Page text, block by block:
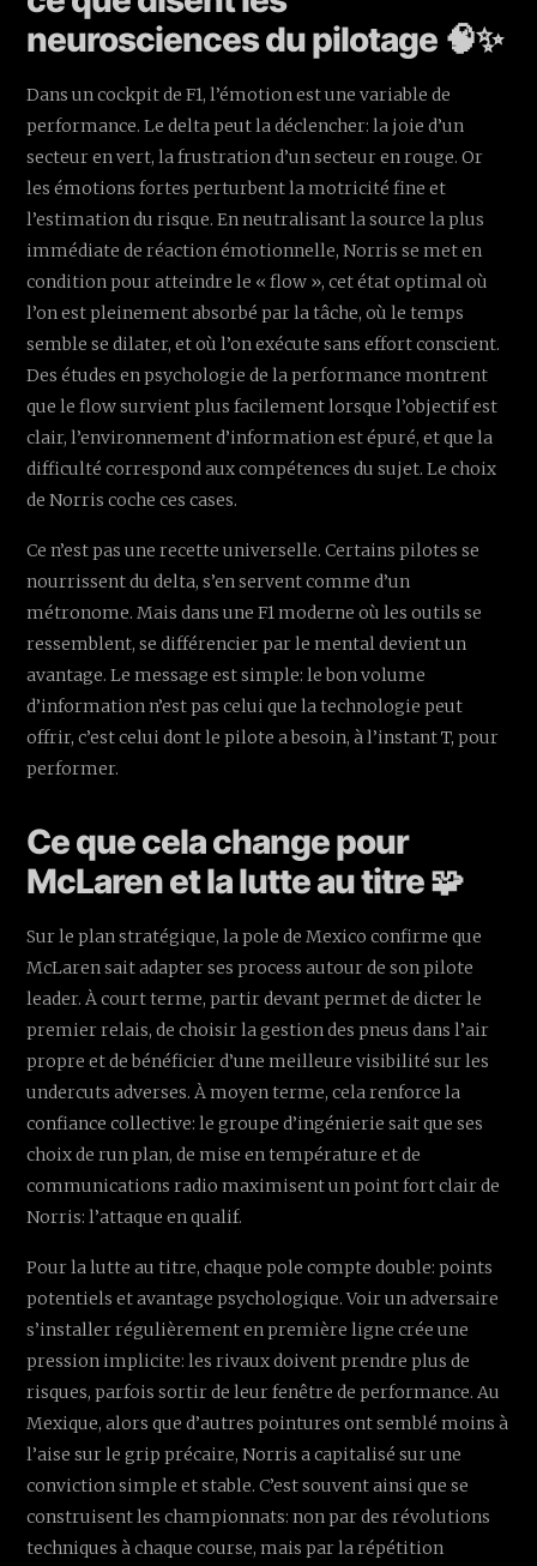
neurosciences du pilotage 🧠✨
Dans un cockpit de F1, l’émotion est une variable de
performance. Le delta peut la déclencher: la joie d’un
secteur en vert, la frustration d’un secteur en rouge. Or
les émotions fortes perturbent la motricité fine et
l’estimation du risque. En neutralisant la source la plus
immédiate de réaction émotionnelle, Norris se met en
condition pour atteindre le « flow », cet état optimal où
l’on est pleinement absorbé par la tâche, où le temps
semble se dilater, et où l’on exécute sans effort conscient.
Des études en psychologie de la performance montrent
que le flow survient plus facilement lorsque l’objectif est
clair, l’environnement d’information est épuré, et que la
difficulté correspond aux compétences du sujet. Le choix
de Norris coche ces cases.
Ce n’est pas une recette universelle. Certains pilotes se
nourrissent du delta, s’en servent comme d’un
métronome. Mais dans une F1 moderne où les outils se
ressemblent, se différencier par le mental devient un
avantage. Le message est simple: le bon volume
d’information n’est pas celui que la technologie peut
offrir, c’est celui dont le pilote a besoin, à l’instant T, pour
performer.
Ce que cela change pour
McLaren et la lutte au titre 🧩
Sur le plan stratégique, la pole de Mexico confirme que
McLaren sait adapter ses process autour de son pilote
leader. À court terme, partir devant permet de dicter le
premier relais, de choisir la gestion des pneus dans l’air
propre et de bénéficier d’une meilleure visibilité sur les
undercuts adverses. À moyen terme, cela renforce la
confiance collective: le groupe d’ingénierie sait que ses
choix de run plan, de mise en température et de
communications radio maximisent un point fort clair de
Norris: l’attaque en qualif.
Pour la lutte au titre, chaque pole compte double: points
potentiels et avantage psychologique. Voir un adversaire
s’installer régulièrement en première ligne crée une
pression implicite: les rivaux doivent prendre plus de
risques, parfois sortir de leur fenêtre de performance. Au
Mexique, alors que d’autres pointures ont semblé moins à
l’aise sur le grip précaire, Norris a capitalisé sur une
conviction simple et stable. C’est souvent ainsi que se
construisent les championnats: non par des révolutions
techniques à chaque course, mais par la répétition